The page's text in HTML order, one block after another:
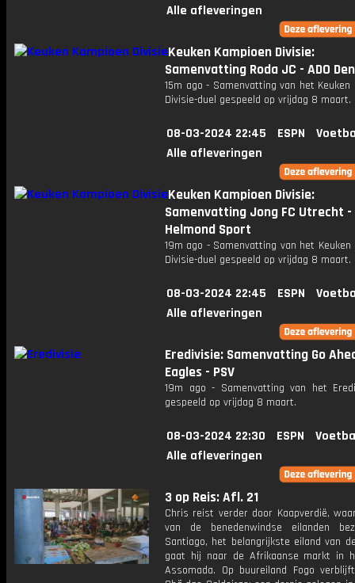
Alle afleveringen
Keuken Kampioen Divisie:
Samenvatting Roda JC - ADO
15m ago - Samenvatting van het Keuken
Divisie-duel gespeeld op vrijdag 8 maart.
08-03-2024 22:45 ESPN
Alle afleveringen
Keuken Kampioen Divisie:
Samenvatting Jong FC Utrecht -
Helmond Sport
19m ago - Samenvatting van het Keuken
Divisie-duel gespeeld op vrijdag 8 maart.
08-03-2024 22:45 ESPN
Alle afleveringen
Eredivisie: Samenvatting Go
Eagles - PSV
19m ago - Samenvatting van het
gespeeld op vrijdag 8 maart.
08-03-2024 22:30 ESPN
Alle afleveringen
3 op Reis: Afl. 21
Chris reist verder door Kaapverdië,
van de benedenwindse eilanden
Santiago, het belangrijkste eiland van
gaat hij naar de Afrikaanse markt in
Assomada. Op buureiland Fogo